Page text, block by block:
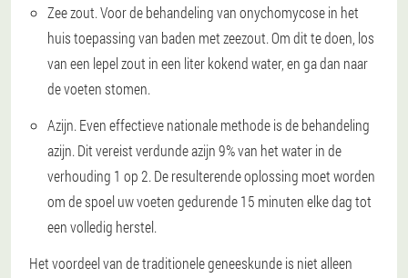
Zee zout.Voor de behandeling van onychomycose in het
huis toepassing van baden met zeezout. Om dit te doen, los
van een lepel zout in een liter kokend water, en ga dan naar
de voeten stomen.
Azijn. Even effectieve nationale methode is de behandeling
azijn. Dit vereist verdunde azijn 9% van het water in de
verhouding 1 op 2. De resulterende oplossing moet worden
om de spoel uw voeten gedurende 15 minuten elke dag tot
een volledig herstel.
Het voordeel van de traditionele geneeskunde is niet alleen